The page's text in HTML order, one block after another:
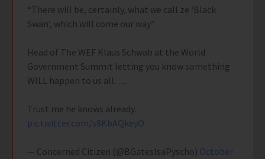
“There will be, certainly, what we call ze ‘Black
Swan’, which will come our way”
Head of The WEF Klaus Schwab at the World
Government Summit letting you know something
WILL happen to us all…..
Trust me he knows already.
pic.twitter.com/s8KbAQkeyO
— Concerned Citizen (@BGatesIsaPyscho) October